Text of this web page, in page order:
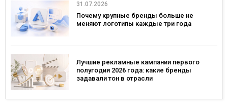
31.07.2026
Почему крупные бренды больше не
меняют логотипы каждые три года
Лучшие рекламные кампании первого
полугодия 2026 года: какие бренды
задавали тон в отрасли